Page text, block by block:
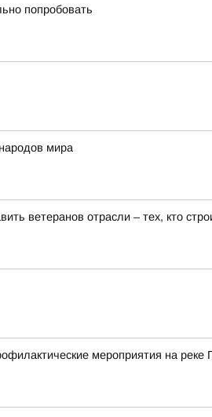
попробовать
мира
ветеранов отрасли – тех, кто
мероприятия на реке